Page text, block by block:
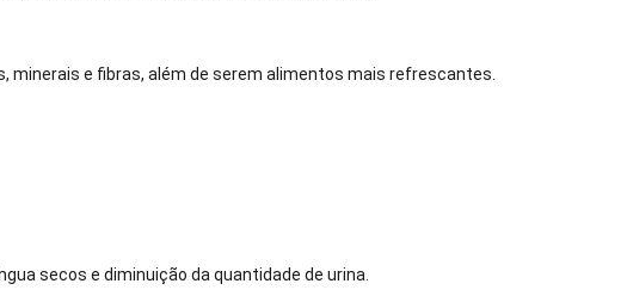
minerais e fibras, além de serem alimentos mais refrescantes.
secos e diminuição da quantidade de urina.